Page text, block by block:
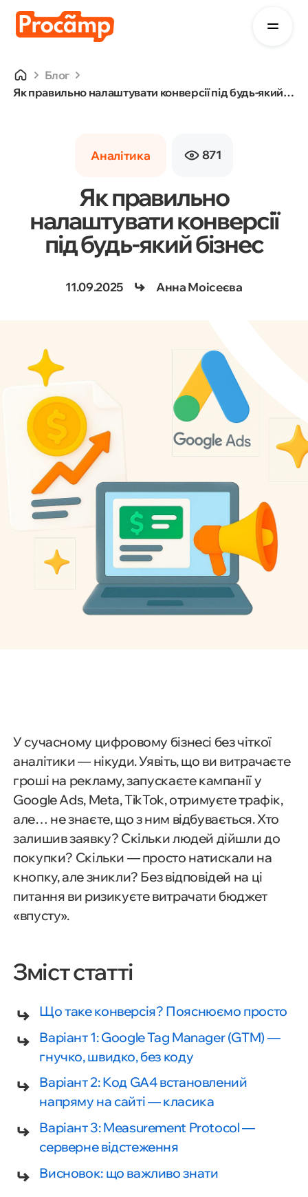
Блог
Як правильно налаштувати конверсії під будь-який бізнес
Аналітика 871
Як правильно
налаштувати конверсії
під будь-який бізнес
11.09.2025 Анна Моісеєва
У сучасному цифровому бізнесі без чіткої
аналітики — нікуди. Уявіть, що ви витрачаєте
гроші на рекламу, запускаєте кампанії у
Google Ads, Meta, TikTok, отримуєте трафік,
але… не знаєте, що з ним відбувається. Хто
залишив заявку? Скільки людей дійшли до
покупки? Скільки — просто натискали на
кнопку, але зникли? Без відповідей на ці
питання ви ризикуєте витрачати бюджет
«впусту».
Зміст статті
Що таке конверсія? Пояснюємо просто
Варіант 1: Google Tag Manager (GTM) —
гнучко, швидко, без коду
Варіант 2: Код GA4 встановлений
напряму на сайті — класика
Варіант 3: Measurement Protocol —
серверне відстеження
Висновок: що важливо знати